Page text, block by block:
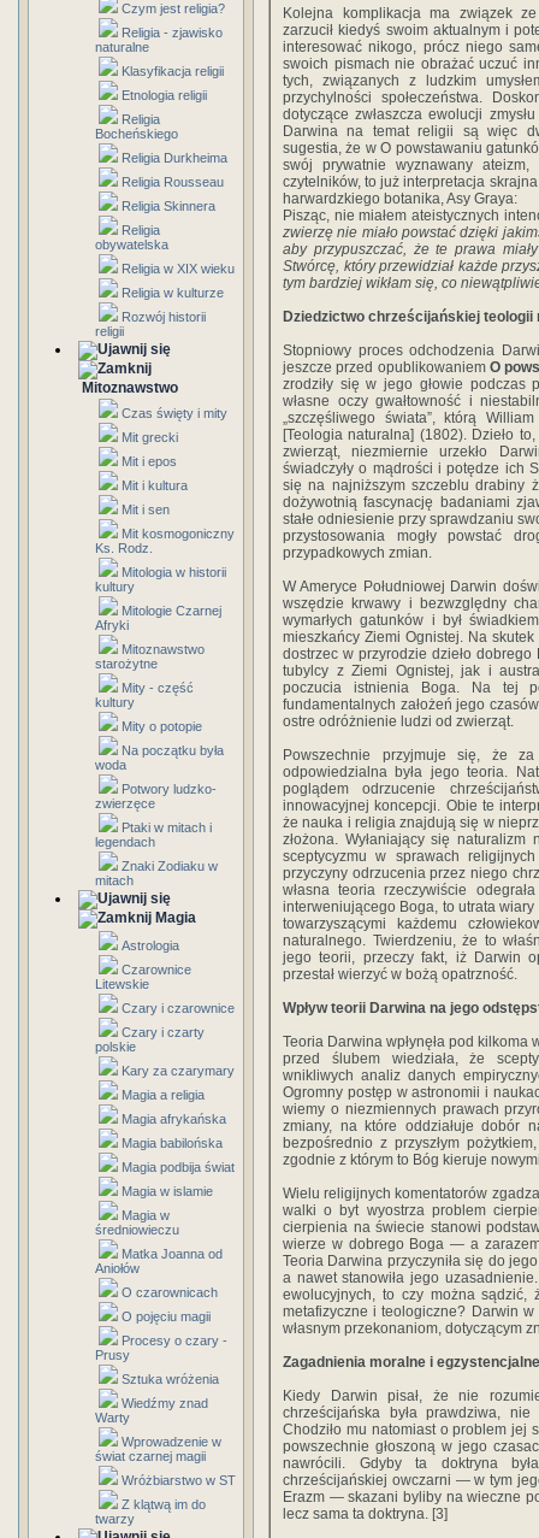
Czym jest religia?
Religia - zjawisko
naturalne
Klasyfikacja religii
Etnologia religii
Religia
Bocheńskiego
Religia Durkheima
Religia Rousseau
Religia Skinnera
Religia
obywatelska
Religia w XIX wieku
Religia w kulturze
Rozwój historii
religii
Mitoznawstwo
Czas święty i mity
Mit grecki
Mit i epos
Mit i kultura
Mit i sen
Mit kosmogoniczny
Ks. Rodz.
Mitologia w historii
kultury
Mitologie Czarnej
Afryki
Mitoznawstwo
starożytne
Mity - część
kultury
Mity o potopie
Na początku była
woda
Potwory ludzko-
zwierzęce
Ptaki w mitach i
legendach
Znaki Zodiaku w
mitach
Magia
Astrologia
Czarownice
Litewskie
Czary i czarownice
Czary i czarty
polskie
Kary za czarymary
Magia a religia
Magia afrykańska
Magia babilońska
Magia podbija świat
Magia w islamie
Magia w
średniowieczu
Matka Joanna od
Aniołów
O czarownicach
O pojęciu magii
Procesy o czary -
Prusy
Sztuka wróżenia
Wiedźmy znad
Warty
Wprowadzenie w
świat czarnej magii
Wróżbiarstwo w ST
Z klątwą im do
twarzy
Kolejna komplikacja ma związek
zarzucił kiedyś swoim aktualnym i
interesować nikogo, prócz niego
swoich pismach nie obrażać uczuć
tych, związanych z ludzkim
przychylności społeczeństwa.
dotyczące zwłaszcza ewolucji
Darwina na temat religii są więc
sugestia, że w O powstawaniu
swój prywatnie wyznawany
czytelników, to już interpretacja
harwardzkiego botanika, Asy Graya:
Pisząc, nie miałem ateistycznych
zwierzę nie miało powstać dzięki
aby przypuszczać, że te prawa
Stwórcę, który przewidział każde
tym bardziej wikłam się, co
Dziedzictwo chrześcijańskiej
Stopniowy proces odchodzenia
jeszcze przed opublikowaniem O
zrodziły się w jego głowie podczas
własne oczy gwałtowność i
„szczęśliwego świata”, którą
[Teologia naturalna] (1802). Dzieło
zwierząt, niezmiernie urzekło
świadczyły o mądrości i potędze ich
się na najniższym szczeblu drabiny
dożywotnią fascynację badaniami
stałe odniesienie przy sprawdzaniu
przystosowania mogły powstać
przypadkowych zmian.
W Ameryce Południowej Darwin
wszędzie krwawy i bezwzględny
wymarłych gatunków i był
mieszkańcy Ziemi Ognistej. Na
dostrzec w przyrodzie dzieło
tubylcy z Ziemi Ognistej, jak i
poczucia istnienia Boga. Na tej
fundamentalnych założeń jego
ostre odróżnienie ludzi od zwierząt.
Powszechnie przyjmuje się, że
odpowiedzialna była jego teoria.
poglądem odrzucenie
innowacyjnej koncepcji. Obie te
że nauka i religia znajdują się w
złożona. Wyłaniający się
sceptycyzmu w sprawach
przyczyny odrzucenia przez niego
własna teoria rzeczywiście
interweniującego Boga, to utrata
towarzyszącymi każdemu
naturalnego. Twierdzeniu, że to
jego teorii, przeczy fakt, iż Darwin
przestał wierzyć w bożą opatrzność.
Wpływ teorii Darwina na jego
Teoria Darwina wpłynęła pod
przed ślubem wiedziała, że
wnikliwych analiz danych
Ogromny postęp w astronomii i
wiemy o niezmiennych prawach
zmiany, na które oddziałuje dobór
bezpośrednio z przyszłym
zgodnie z którym to Bóg kieruje
Wielu religijnych komentatorów
walki o byt wyostrza problem
cierpienia na świecie stanowi
wierze w dobrego Boga — a
Teoria Darwina przyczyniła się do
a nawet stanowiła jego
ewolucyjnych, to czy można sądzić,
metafizyczne i teologiczne? Darwin
własnym przekonaniom, dotyczącym
Zagadnienia moralne i egzystencjalne
Kiedy Darwin pisał, że nie
chrześcijańska była prawdziwa,
Chodziło mu natomiast o problem jej
powszechnie głoszoną w jego
nawrócili. Gdyby ta doktryna
chrześcijańskiej owczarni — w tym
Erazm — skazani byliby na wieczne
lecz sama ta doktryna. [3]